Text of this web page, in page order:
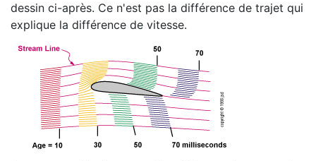
dessin ci-après. Ce n'est pas la différence de trajet qui
explique la différence de vitesse.